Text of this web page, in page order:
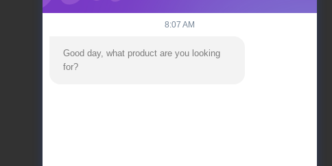
Η διεύθυνσή μας
Διεύθυνση
8:07 AM
Good day, what product are you looking
for?